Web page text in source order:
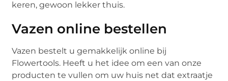
keren, gewoon lekker thuis.
Vazen online bestellen
Vazen bestelt u gemakkelijk online bij
Flowertools. Heeft u het idee om een van onze
producten te vullen om uw huis net dat extraatje